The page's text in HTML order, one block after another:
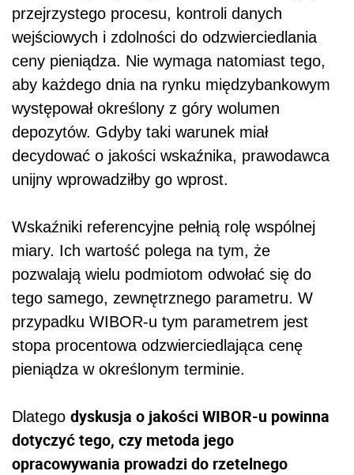
przejrzystego procesu, kontroli danych
wejściowych i zdolności do odzwierciedlania
ceny pieniądza. Nie wymaga natomiast tego,
aby każdego dnia na rynku międzybankowym
występował określony z góry wolumen
depozytów. Gdyby taki warunek miał
decydować o jakości wskaźnika, prawodawca
unijny wprowadziłby go wprost.
Wskaźniki referencyjne pełnią rolę wspólnej
miary. Ich wartość polega na tym, że
pozwalają wielu podmiotom odwołać się do
tego samego, zewnętrznego parametru. W
przypadku WIBOR-u tym parametrem jest
stopa procentowa odzwierciedlająca cenę
pieniądza w określonym terminie.
Dlatego dyskusja o jakości WIBOR-u powinna
dotyczyć tego, czy metoda jego
opracowywania prowadzi do rzetelnego